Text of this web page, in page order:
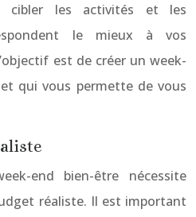
cibler les activités et les
le mieux à vos
est de créer un week-
qui vous permette de vous
end bien-être nécessite
réaliste. Il est important